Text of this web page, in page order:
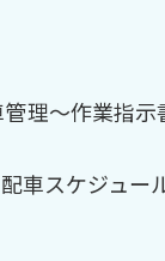
理～作業指
車スケジュー